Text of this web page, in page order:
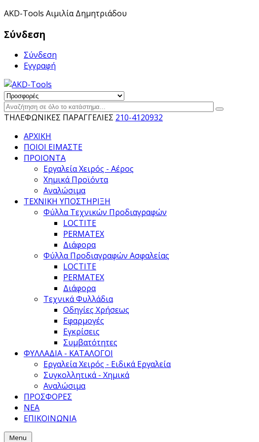
ΑKD-Tools Αιμιλία Δημητριάδου
Σύνδεση
Σύνδεση
Εγγραφή
ΤΗΛΕΦΩΝΙΚΕΣ ΠΑΡΑΓΓΕΛΙΕΣ 210-4120932
ΑΡΧΙΚΗ
ΠΟΙΟΙ ΕΙΜΑΣΤΕ
ΠΡΟΙΟΝΤΑ
Εργαλεία Χειρός - Αέρος
Χημικά Προϊόντα
Αναλώσιμα
ΤΕΧΝΙΚΗ ΥΠΟΣΤΗΡΙΞΗ
Φύλλα Τεχνικών Προδιαγραφών
LOCTITE
PERMATEX
Διάφορα
Φύλλα Προδιαγραφών Ασφαλείας
LOCTITE
PERMATEX
Διάφορα
Τεχνικά Φυλλάδια
Οδηγίες Χρήσεως
Εφαρμογές
Εγκρίσεις
Συμβατότητες
ΦΥΛΛΑΔΙΑ - ΚΑΤΑΛΟΓΟΙ
Εργαλεία Χειρός - Ειδικά Εργαλεία
Συγκολλητικά - Χημικά
Αναλώσιμα
ΠΡΟΣΦΟΡΕΣ
ΝΕΑ
ΕΠΙΚΟΙΝΩΝΙΑ
Menu